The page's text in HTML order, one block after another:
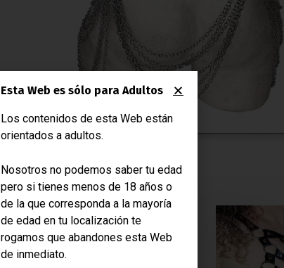
Esta Web es sólo para Adultos
Los contenidos de esta Web están
orientados a adultos.
Nosotros no podemos saber tu edad
pero si tienes menos de 18 años o
de la que corresponda a la mayoría
de edad en tu localización te
rogamos que abandones esta Web
de inmediato.